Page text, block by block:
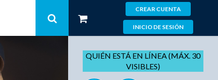
CREAR CUENTA
INICIO DE SESIÓN
QUIÉN ESTÁ EN LÍNEA (MÁX. 30
VISIBLES)